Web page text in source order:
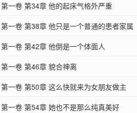
第一卷 第34章 他的起床气格外严重
第一卷 第38章 他只是一个普通的患者家属
第一卷 第42章 他倒是一个体面人
第一卷 第46章 貌合神离
第一卷 第50章 这么快就来为女朋友做主
了？
第一卷 第54章 她也不是那么纯真美好